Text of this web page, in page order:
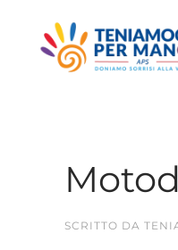
Passa
SCRITTO DA